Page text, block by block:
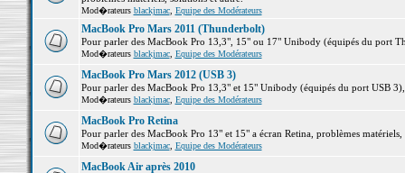
Mod�rateurs blackjmac, Equipe des Modérateurs
MacBook Pro Mars 2011 (Thunderbolt)
Pour parler des MacBook Pro 13,3", 15" ou 17" Unibody (équipés du port
Mod�rateurs blackjmac, Equipe des Modérateurs
MacBook Pro Mars 2012 (USB 3)
Pour parler des MacBook Pro 13,3" et 15" Unibody (équipés du port USB
Mod�rateurs blackjmac, Equipe des Modérateurs
MacBook Pro Retina
Pour parler des MacBook Pro 13" et 15" a écran Retina, problèmes matériels,
Mod�rateurs blackjmac, Equipe des Modérateurs
MacBook Air après 2010